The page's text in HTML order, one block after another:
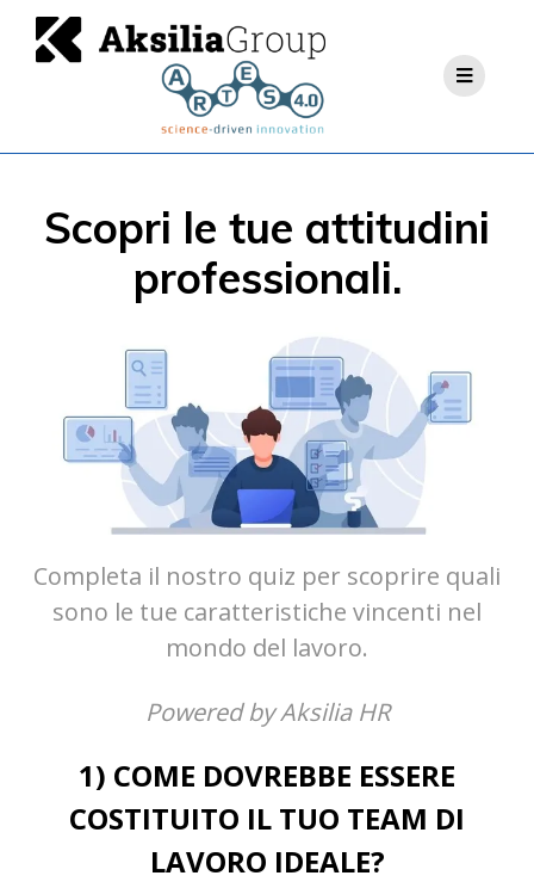
Scopri le tue attitudini
professionali.
Completa il nostro quiz per scoprire quali
sono le tue caratteristiche vincenti nel
mondo del lavoro.
Powered by Aksilia HR
1) COME DOVREBBE ESSERE
COSTITUITO IL TUO TEAM DI
LAVORO IDEALE?